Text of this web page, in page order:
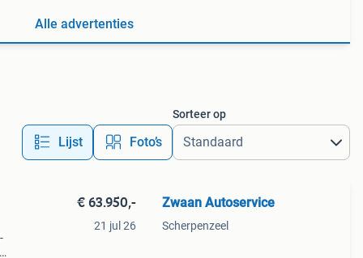
Alle advertenties
Lijst Foto’s
Sorteer op
€ 63.950,-
21 jul 26
Zwaan Autoservice
Scherpenzeel